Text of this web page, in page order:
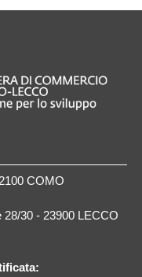
COMO
28/30 - 23900 LECCO